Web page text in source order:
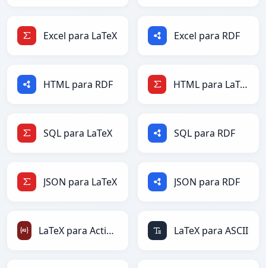
Excel para LaTeX Excel para RDF
HTML para RDF HTML para LaTeX
SQL para LaTeX SQL para RDF
JSON para LaTeX JSON para RDF
LaTeX para ActionScript LaTeX para ASCII